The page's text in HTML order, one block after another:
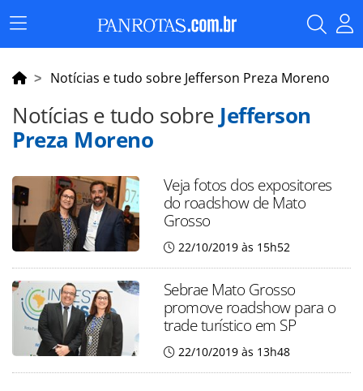
Menu
Principal
Notícias e tudo sobre Jefferson Preza Moreno
Notícias e tudo sobre Jefferson
Preza Moreno
Veja fotos dos expositores
do roadshow de Mato
Grosso
22/10/2019 às 15h52
Sebrae Mato Grosso
promove roadshow para o
trade turístico em SP
22/10/2019 às 13h48